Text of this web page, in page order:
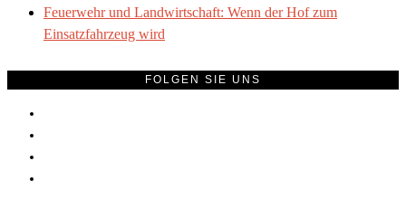
Feuerwehr und Landwirtschaft: Wenn der Hof zum
Einsatzfahrzeug wird
FOLGEN SIE UNS